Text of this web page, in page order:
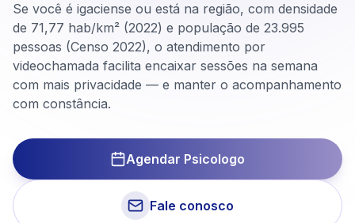
Se você é igaciense ou está na região, com densidade
de 71,77 hab/km² (2022) e população de 23.995
pessoas (Censo 2022), o atendimento por
videochamada facilita encaixar sessões na semana
com mais privacidade — e manter o acompanhamento
com constância.
Agendar Psicologo
Fale conosco